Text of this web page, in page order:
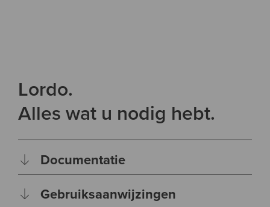
Lordo.
Alles wat u nodig hebt.
Documentatie
Gebruiksaanwijzingen